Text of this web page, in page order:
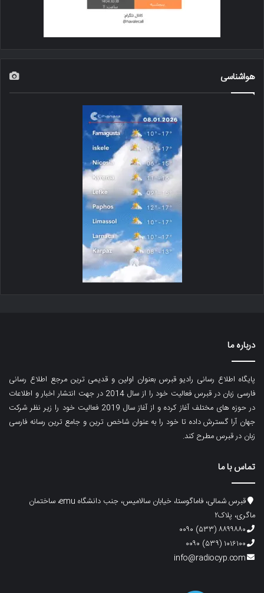
هواشناسی
درباره ما
پایگاه اطلاع رسانی رادیو قبرس بعنوان اولین و قدیمی ترین مرجع اطلاع رسانی
فارسی زبان در قبرس فعالیت خود را از سال 2014 در جهت انتشار اخبار و اطلاعات
در حوزه های مختلف آغاز کرده و از آغاز سال 2019 فعالیت خود را زیر نظر شرکت
جهان آرا گسترش داده تا خود را به عنوان شاخص ترین و جامع ترین رسانه فارسی
زبان در قبرس مطرح کند.
تماس با ما
قبرس شمالی، فاماگوستا، خیابان سالامیس، جنب دانشگاه emu، ساختمان
ماگری، پلاک۲
۸۸۹۹۸۸۰ (۵۳۳) ۰۰۹۰
۱۰۱۶۱۰۰ (۵۳۹) ۰۰۹۰
info@radiocyp.com